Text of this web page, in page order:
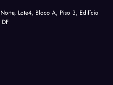
Lote4, Bloco A, Piso 3, Edifício